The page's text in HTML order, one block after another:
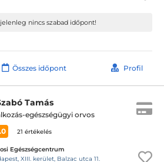
nincs szabad időpont!
Összes időpont Profil
Tamás
egészségügyi orvos
21 értékelés
Egészségcentrum
XIII. kerület, Balzac utca 11.